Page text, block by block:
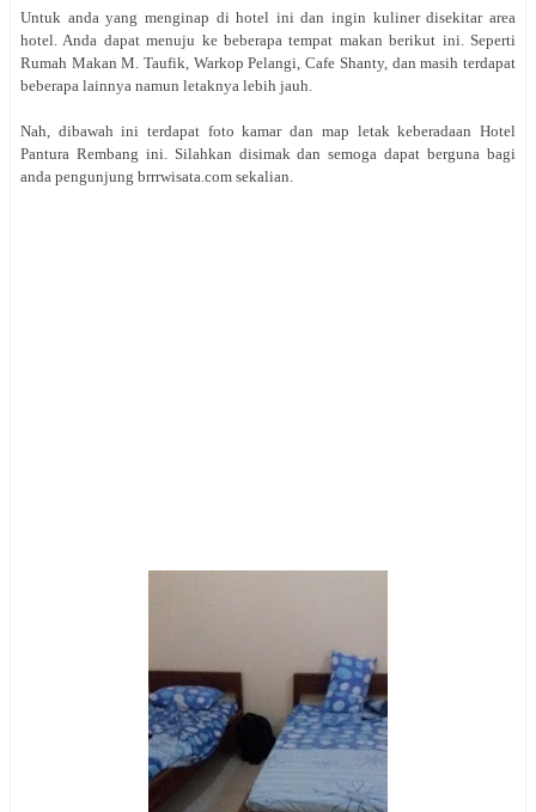
Untuk anda yang menginap di hotel ini dan ingin kuliner disekitar area
hotel. Anda dapat menuju ke beberapa tempat makan berikut ini. Seperti
Rumah Makan M. Taufik, Warkop Pelangi, Cafe Shanty, dan masih terdapat
beberapa lainnya namun letaknya lebih jauh.
Nah, dibawah ini terdapat foto kamar dan map letak keberadaan Hotel
Pantura Rembang ini. Silahkan disimak dan semoga dapat berguna bagi
anda pengunjung brrrwisata.com sekalian.